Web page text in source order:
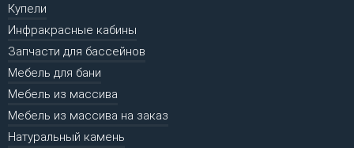
Купели
Инфракрасные кабины
Запчасти для бассейнов
Мебель для бани
Мебель из массива
Мебель из массива на заказ
Натуральный камень